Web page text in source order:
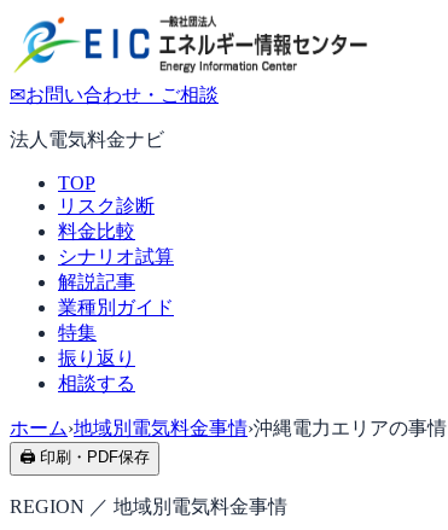
✉お問い合わせ・ご相談
法人電気料金ナビ
TOP
リスク診断
料金比較
シナリオ試算
解説記事
業種別ガイド
特集
振り返り
相談する
ホーム›地域別電気料金事情›沖縄電力エリアの事情
🖨 印刷・PDF保存
REGION ／ 地域別電気料金事情